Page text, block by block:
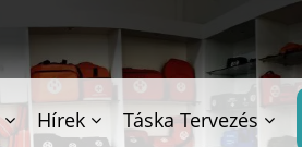
Hírek Táska Tervezés